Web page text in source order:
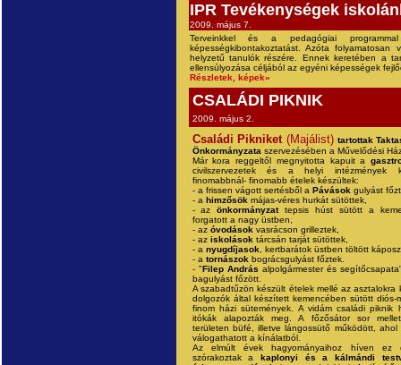
IPR Tevékenységek
2009. május 7.
Terveinkkel és a pedagógiai
képességkibontakoztatást. Azóta
helyzetű tanulók részére. Ennek keretében a
ellensúlyozása céljából az egyéni képességek
Részletek, képek»
CSALÁDI PIKNIK
2009. május 2.
Családi Pikniket(Majálist) tartottak
Önkormányzata szervezésében a Művelődési
Már kora reggeltől megnyitotta kapuit a
civilszervezetek és a helyi intézmények
finomabbnál- finomabb ételek készültek:
- a frissen vágott sertésből a Pávások gulyást
- a himzősök májas-véres hurkát sütöttek,
- azönkormányzattepsis húst sütött a
forgatott a nagy üstben,
- azóvodások vasrácson grilleztek,
- az iskolások tárcsán tarját sütöttek,
- a nyugdíjasok , kertbarátok üstben töltött
- a tornászok bográcsgulyást főztek.
- "Filep András alpolgármester és
bagulyást főzött.
A szabadtűzön készült ételek mellé az asztalokra
dolgozók által készített kemencében sütött diós-
finom házi sütemények. A vidám családi piknik
itókák alapozták meg. A főzősátor sor
területen büfé, illetve lángossütő működött, ahol
válogathatott a kínálatból.
Az elmúlt évek hagyományaihoz híven ez
szórakoztak a kaplonyi és a kálmándi